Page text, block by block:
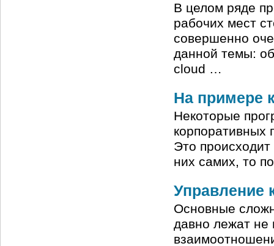
В целом ряде
рабочих мест
совершенно
данной темы:
cloud …
На примере
Некоторые
корпоративных
Это
них самих, то
Управление
Основные
давно лежат не